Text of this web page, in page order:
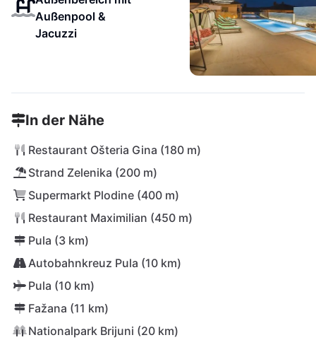
Außenpool &
Jacuzzi
In der Nähe
Restaurant Ošteria Gina (180 m)
Strand Zelenika (200 m)
Supermarkt Plodine (400 m)
Restaurant Maximilian (450 m)
Pula (3 km)
Autobahnkreuz Pula (10 km)
Pula (10 km)
Fažana (11 km)
Nationalpark Brijuni (20 km)